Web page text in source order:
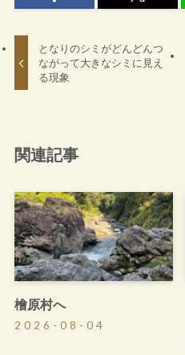
となりのシミがどんどんつ
ながって大きなシミに見え
る現象
関連記事
檜原村へ
2026-08-04